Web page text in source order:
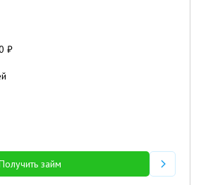
₽
займ